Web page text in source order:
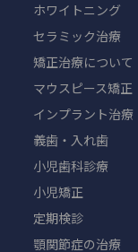
ホワイトニング
セラミック治療
矯正治療について
マウスピース矯正
インプラント治療
義歯・入れ歯
小児歯科診療
小児矯正
定期検診
顎関節症の治療